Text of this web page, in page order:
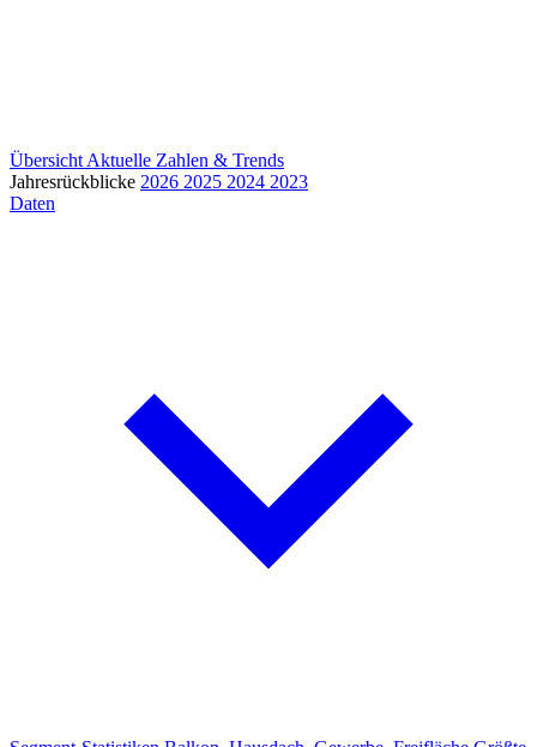
Übersicht Aktuelle Zahlen & Trends
Jahresrückblicke 2026 2025 2024 2023
Daten